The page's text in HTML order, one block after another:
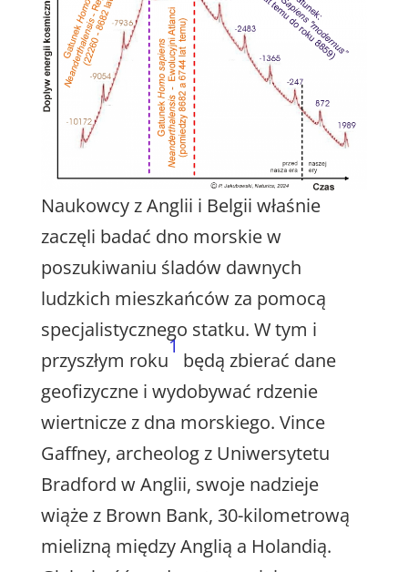
Naukowcy z Anglii i Belgii właśnie
zaczęli badać dno morskie w
poszukiwaniu śladów dawnych
ludzkich mieszkańców za pomocą
specjalistycznego statku. W tym i
przyszłym roku
1
będą zbierać dane
geofizyczne i wydobywać rdzenie
wiertnicze z dna morskiego. Vince
Gaffney, archeolog z Uniwersytetu
Bradford w Anglii, swoje nadzieje
wiąże z Brown Bank, 30-kilometrową
mielizną między Anglią a Holandią.